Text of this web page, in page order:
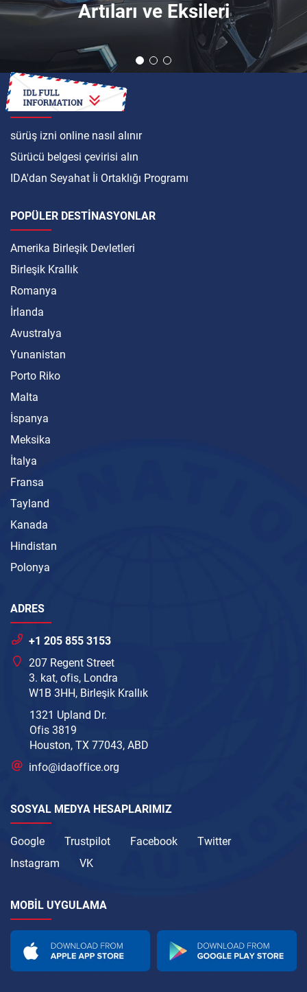
Artıları ve Eksileri
ULUSLARARASI
sürüş izni online nasıl alınır
Sürücü belgesi çevirisi alın
IDA'dan Seyahat İi Ortaklığı Programı
POPÜLER DESTINASYONLAR
Amerika Birleşik Devletleri
Birleşik Krallık
Romanya
İrlanda
Avustralya
Yunanistan
Porto Riko
Malta
İspanya
Meksika
İtalya
Fransa
Tayland
Kanada
Hindistan
Polonya
ADRES
+1 205 855 3153
207 Regent Street
3. kat, ofis, Londra
W1B 3HH, Birleşik Krallık
1321 Upland Dr.
Ofis 3819
Houston, TX 77043, ABD
info@idaoffice.org
SOSYAL MEDYA HESAPLARIMIZ
Google Trustpilot Facebook
Twitter
Instagram
VK
MOBIL UYGULAMA